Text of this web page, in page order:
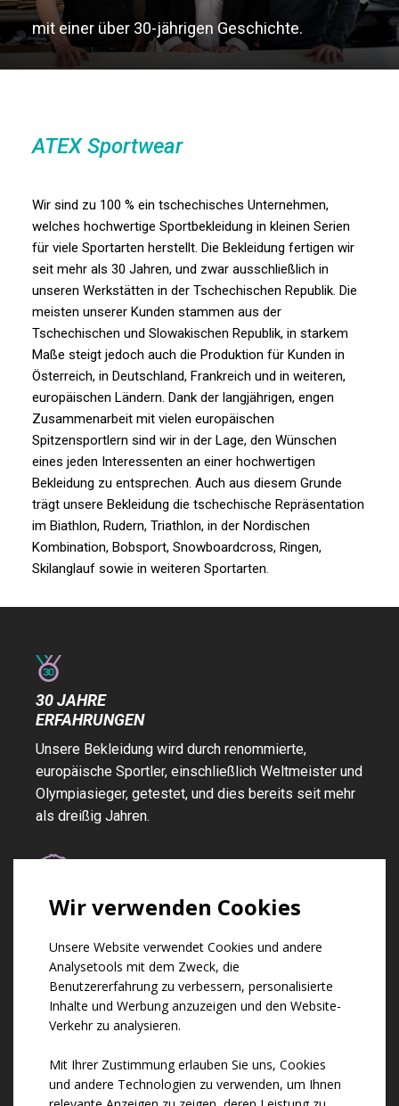
Wir verwenden Cookies
Unsere Website verwendet Cookies und andere
Analysetools mit dem Zweck, die
Benutzererfahrung zu verbessern, personalisierte
Inhalte und Werbung anzuzeigen und den Website-
Verkehr zu analysieren.
Mit Ihrer Zustimmung erlauben Sie uns, Cookies
und andere Technologien zu verwenden, um Ihnen
mit einer über 30-jährigen Geschichte.
ATEX Sportwear
Wir sind zu 100 % ein tschechisches Unternehmen,
welches hochwertige Sportbekleidung in kleinen Serien
für viele Sportarten herstellt. Die Bekleidung fertigen wir
seit mehr als 30 Jahren, und zwar ausschließlich in
unseren Werkstätten in der Tschechischen Republik. Die
meisten unserer Kunden stammen aus der
Tschechischen und Slowakischen Republik, in starkem
Maße steigt jedoch auch die Produktion für Kunden in
Österreich, in Deutschland, Frankreich und in weiteren,
europäischen Ländern. Dank der langjährigen, engen
Zusammenarbeit mit vielen europäischen
Spitzensportlern sind wir in der Lage, den Wünschen
eines jeden Interessenten an einer hochwertigen
Bekleidung zu entsprechen. Auch aus diesem Grunde
trägt unsere Bekleidung die tschechische Repräsentation
im Biathlon, Rudern, Triathlon, in der Nordischen
Kombination, Bobsport, Snowboardcross, Ringen,
Skilanglauf sowie in weiteren Sportarten.
30 JAHRE
ERFAHRUNGEN
Unsere Bekleidung wird durch renommierte,
europäische Sportler, einschließlich Weltmeister und
Olympiasieger, getestet, und dies bereits seit mehr
als dreißig Jahren.
TSCHECHISCHES
PRODUKT
Sämtliche Bekleidung von uns wird ausschließlich in
unseren Werkstätten in der Tschechischen Republik
genäht.
GARANTIE
DREI JAHRE